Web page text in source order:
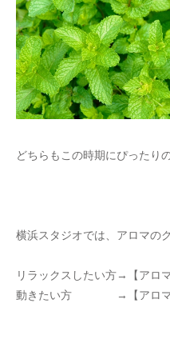
どちらもこの時期にぴったり
横浜スタジオでは、アロマの
リラックスしたい方→【アロ
動きたい方 →【アロマ